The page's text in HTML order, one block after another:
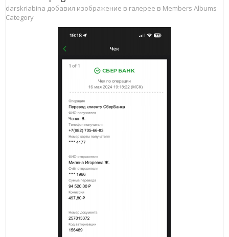
darskriabina добавил изображение в галерее в Members Albums
Category